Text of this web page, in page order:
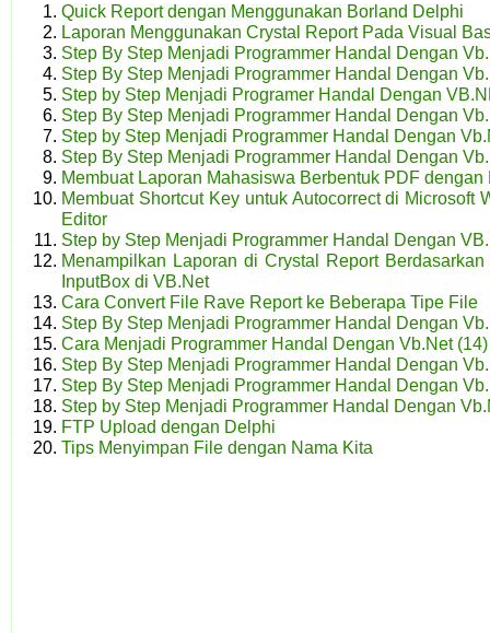
Quick Report dengan Menggunakan Borland Delphi
Laporan Menggunakan Crystal Report Pada Visual
Step By Step Menjadi Programmer Handal Dengan
Step By Step Menjadi Programmer Handal Dengan
Step by Step Menjadi Programer Handal Dengan
Step By Step Menjadi Programmer Handal Dengan
Step by Step Menjadi Programmer Handal Dengan
Step By Step Menjadi Programmer Handal Dengan
Membuat Laporan Mahasiswa Berbentuk PDF dengan
Membuat Shortcut Key untuk Autocorrect di Microsoft
Editor
Step by Step Menjadi Programmer Handal Dengan
Menampilkan Laporan di Crystal Report
InputBox di VB.Net
Cara Convert File Rave Report ke Beberapa Tipe File
Step By Step Menjadi Programmer Handal Dengan
Cara Menjadi Programmer Handal Dengan Vb.Net (14)
Step By Step Menjadi Programmer Handal Dengan
Step By Step Menjadi Programmer Handal Dengan
Step by Step Menjadi Programmer Handal Dengan
FTP Upload dengan Delphi
Tips Menyimpan File dengan Nama Kita